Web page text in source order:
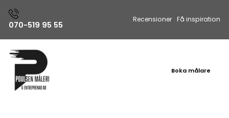
070-519 95 55 Recensioner Få inspiration
Boka målare